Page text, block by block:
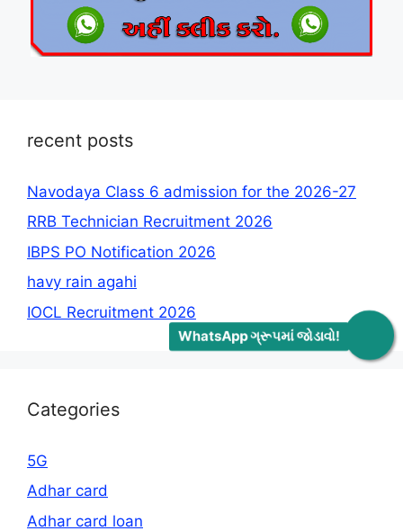
WhatsApp ગ્રૂપમાં જોડાવો!
recent posts
Navodaya Class 6 admission for the 2026-27
RRB Technician Recruitment 2026
IBPS PO Notification 2026
havy rain agahi
IOCL Recruitment 2026
Categories
5G
Adhar card
Adhar card loan